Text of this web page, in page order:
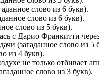
слово из 6 букв).
слово из 6 букв).
слово из 5 букв).
с Дарио Франкитти через
(загаданное слово из 5
из 4 букв).
не только отбивает
слово из 3 букв).